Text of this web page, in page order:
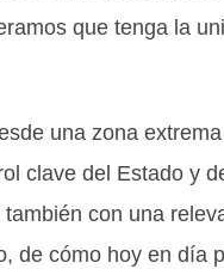
que tenga la
una zona
clave del Estado y
con una
de cómo hoy en día